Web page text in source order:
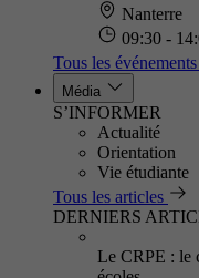
Nanterre
09:30 -
Tous les événements
Média
S’INFORMER
Actualité
Orientation
Vie étudiante
Tous les articles
DERNIERS
Le CRPE : le